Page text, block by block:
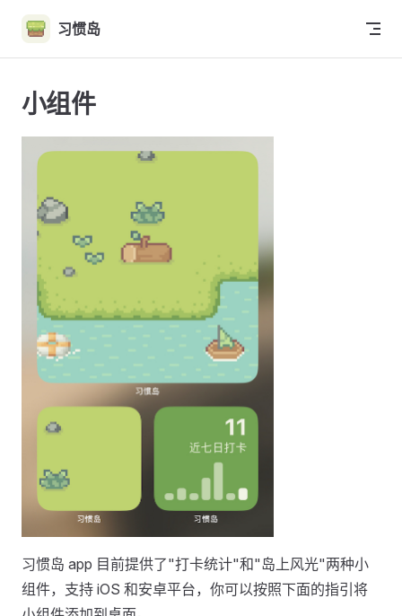
Skip to content
习惯岛
小组件
习惯岛 app 目前提供了"打卡统计"和"岛上风光"两种小
组件，支持 iOS 和安卓平台，你可以按照下面的指引将